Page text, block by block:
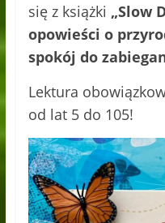
się z książki „Slow
opowieści o
spokój do
Lektura
od lat 5 do 105!